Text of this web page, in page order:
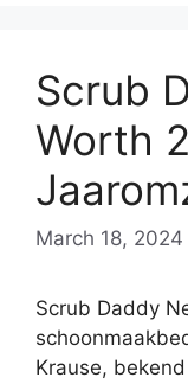
Scrub
Worth
March 18, 2024
Scrub Daddy
Krause,